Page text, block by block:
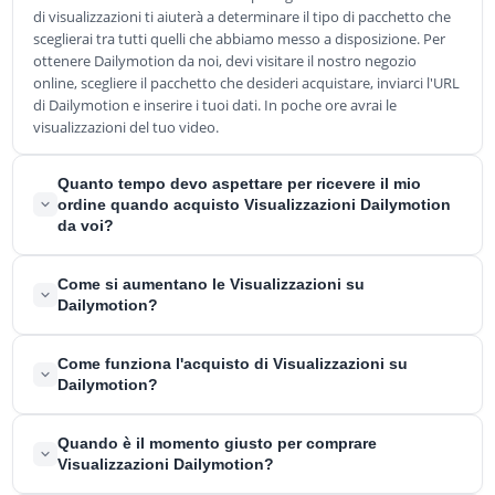
di visualizzazioni ti aiuterà a determinare il tipo di pacchetto che
sceglierai tra tutti quelli che abbiamo messo a disposizione. Per
ottenere Dailymotion da noi, devi visitare il nostro negozio
online, scegliere il pacchetto che desideri acquistare, inviarci l'URL
di Dailymotion e inserire i tuoi dati. In poche ore avrai le
visualizzazioni del tuo video.
Quanto tempo devo aspettare per ricevere il mio
ordine quando acquisto Visualizzazioni Dailymotion
da voi?
Dopo aver effettuato l'ordine, l'attesa per la consegna non
dovrebbe durare più di un paio d'ore. Se ti accorgi di aver
Come si aumentano le Visualizzazioni su
Dailymotion?
Ci sono un paio di cose che puoi fare se vuoi aumentare le tue
visualizzazioni sulla piattaforma. Puoi decidere di creare
frequenza sul tuo canale. Questi due modi sono ottimi, ma non
sono efficaci come comprare visualizzazioni Dailymotion.
Come funziona l'acquisto di Visualizzazioni su
Dailymotion?
Comprare visualizzazioni Dailymotion quando sei sulla
piattaforma con poche o nessuna visualizzazione è una decisione
Quando è il momento giusto per comprare
Visualizzazioni Dailymotion?